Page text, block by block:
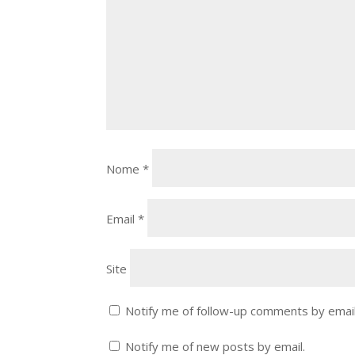
Nome*
Email*
Site
Notify me of follow-up comments by
Notify me of new posts by email.